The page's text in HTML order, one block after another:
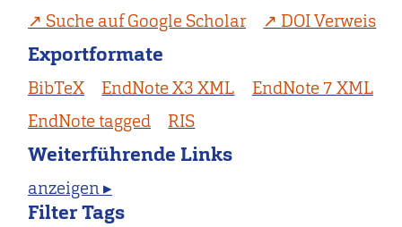
Suche auf Google Scholar
DOI Verweis
Exportformate
BibTeX EndNote X3 XML
EndNote 7 XML
EndNote tagged
RIS
Weiterführende Links
anzeigen ▸
Filter Tags